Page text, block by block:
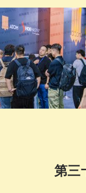
第三